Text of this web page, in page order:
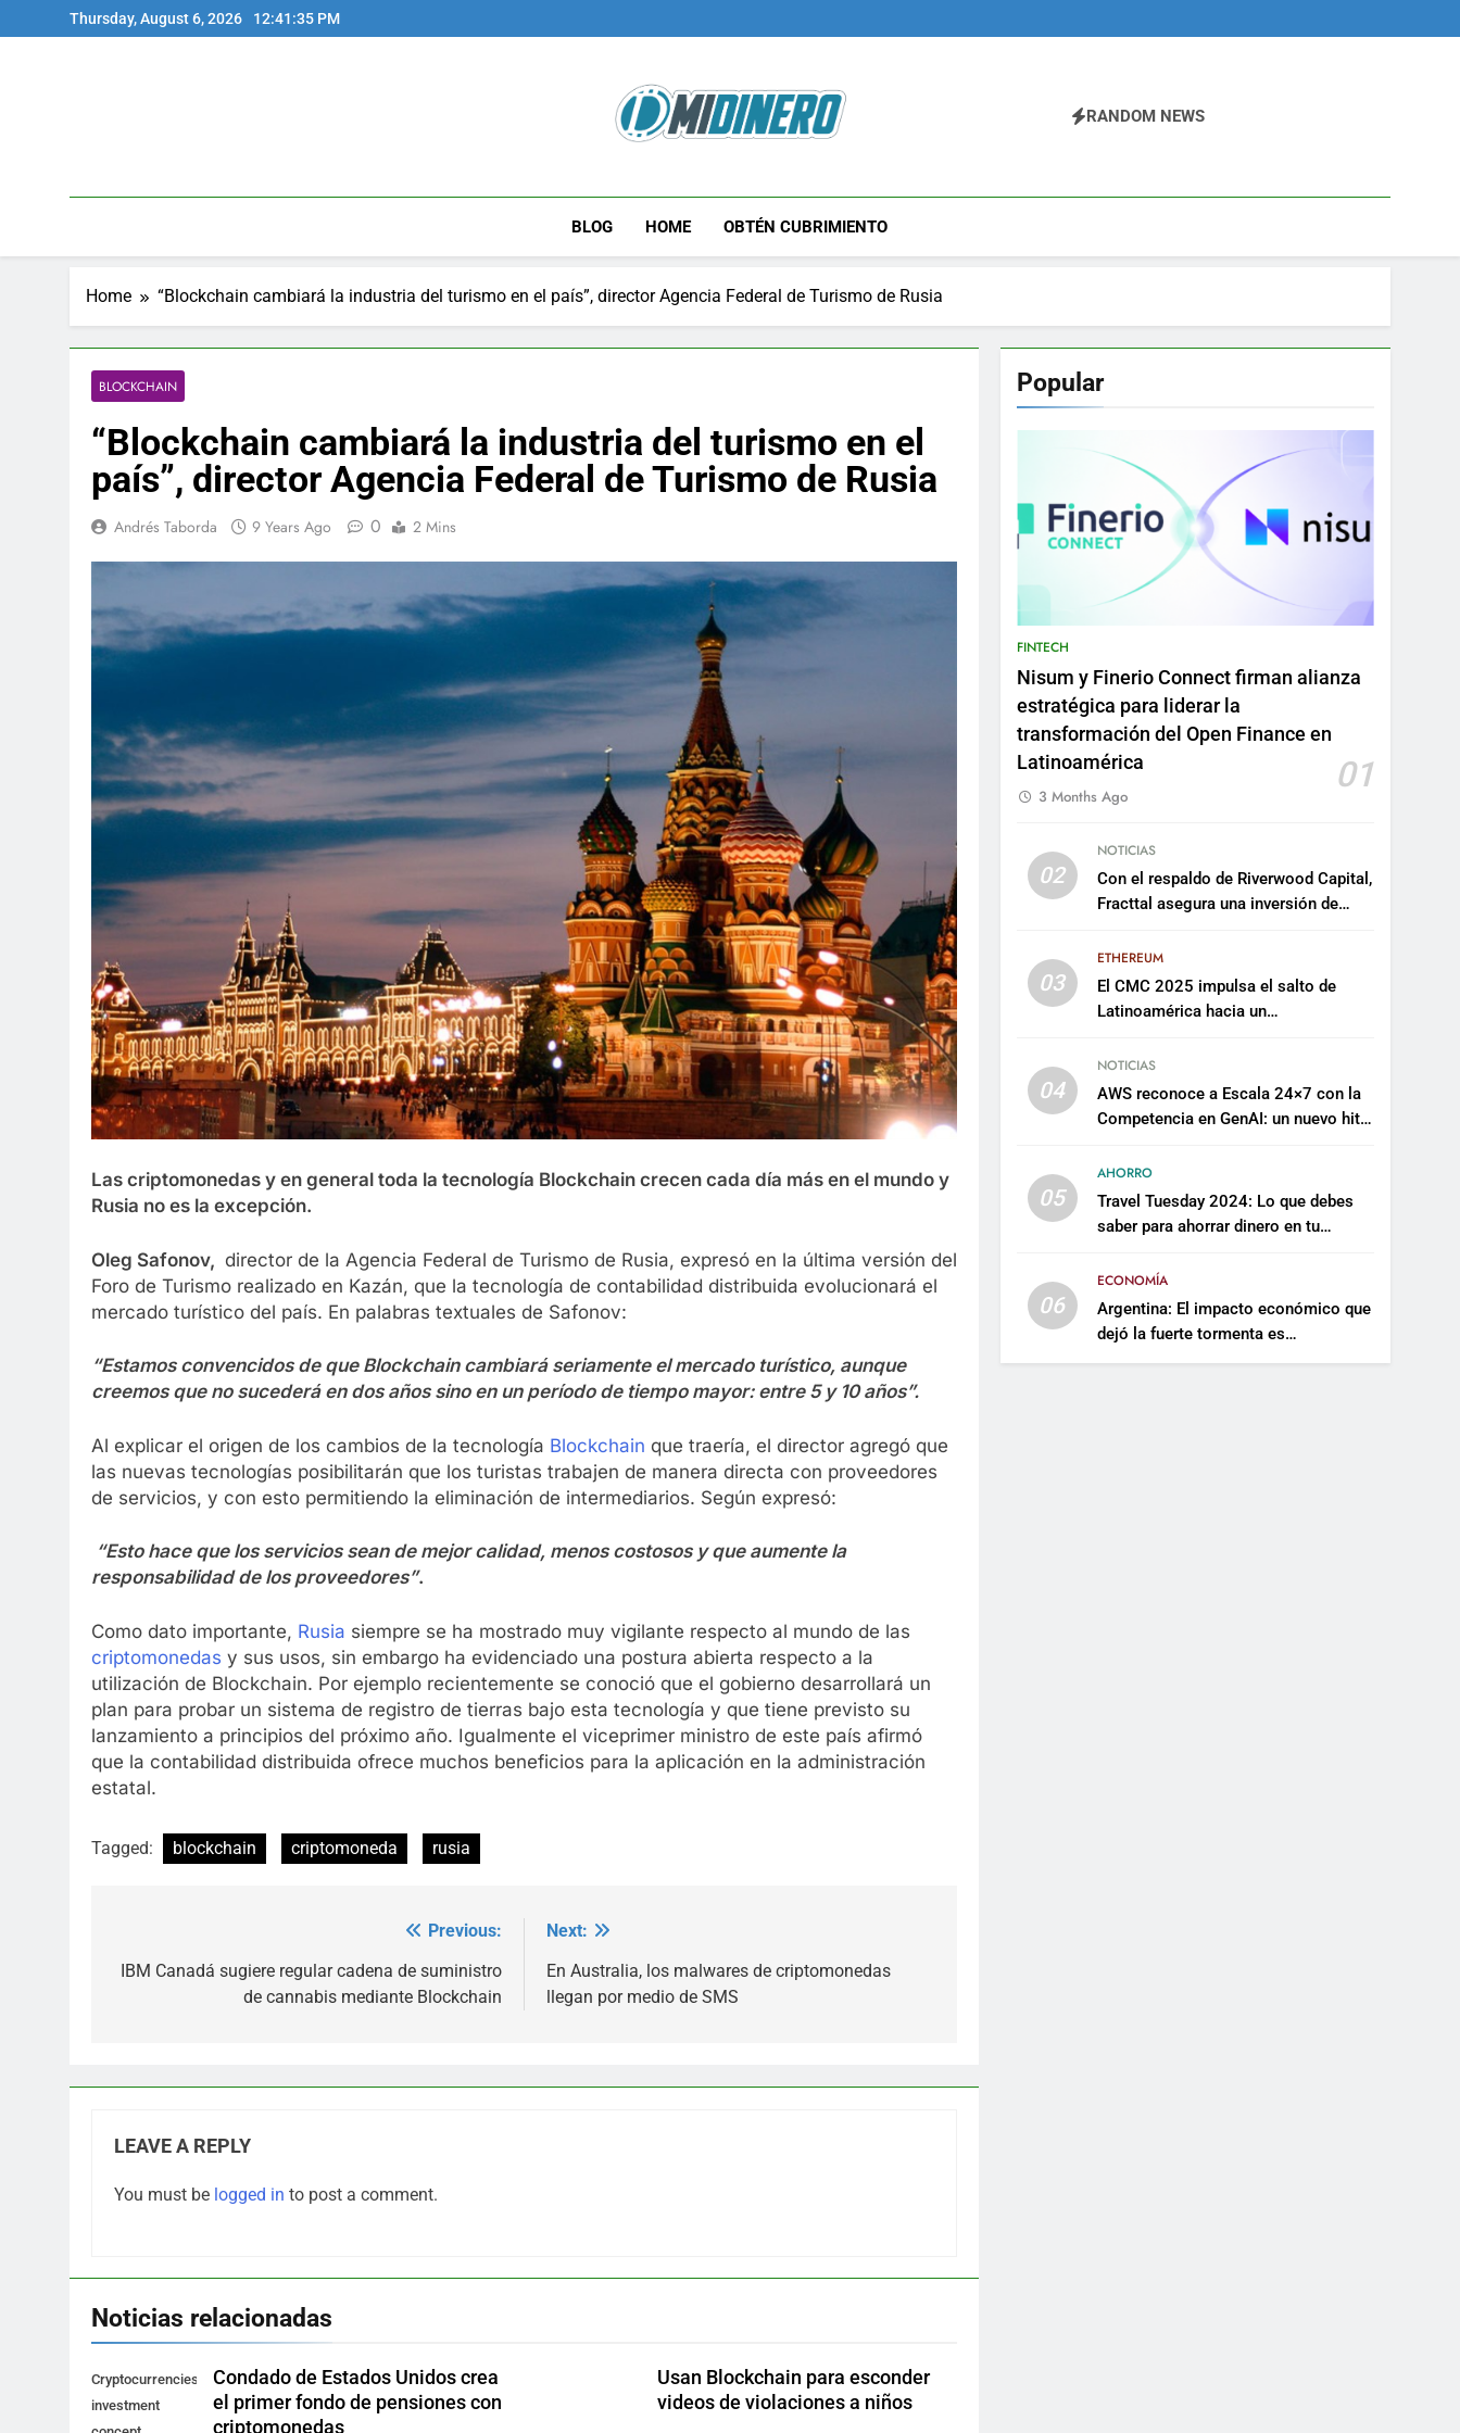
to
Thursday, August 6, 2026 12:41:36 PM
Midinero.co
RANDOM NEWS
BLOG HOME OBTÉN CUBRIMIENTO
Home “Blockchain cambiará la industria del turismo en el país”, director Agencia Federal de Turismo de Rusia
BLOCKCHAIN
“Blockchain cambiará la industria del turismo en el
país”, director Agencia Federal de Turismo de Rusia
Andrés Taborda 9 Years Ago 0 2 Mins
Las criptomonedas y en general toda la tecnología Blockchain crecen cada día más en el mundo y
Rusia no es la excepción.
Oleg Safonov, director de la Agencia Federal de Turismo de Rusia, expresó en la última versión del
Foro de Turismo realizado en Kazán, que la tecnología de contabilidad distribuida evolucionará el
mercado turístico del país. En palabras textuales de Safonov:
“Estamos convencidos de que Blockchain cambiará seriamente el mercado turístico, aunque
creemos que no sucederá en dos años sino en un período de tiempo mayor: entre 5 y 10 años”.
Al explicar el origen de los cambios de la tecnología Blockchain que traería, el director agregó que
las nuevas tecnologías posibilitarán que los turistas trabajen de manera directa con proveedores
de servicios, y con esto permitiendo la eliminación de intermediarios. Según expresó:
“Esto hace que los servicios sean de mejor calidad, menos costosos y que aumente la
responsabilidad de los proveedores”.
Como dato importante, Rusia siempre se ha mostrado muy vigilante respecto al mundo de las
criptomonedas y sus usos, sin embargo ha evidenciado una postura abierta respecto a la
utilización de Blockchain. Por ejemplo recientemente se conoció que el gobierno desarrollará un
plan para probar un sistema de registro de tierras bajo esta tecnología y que tiene previsto su
lanzamiento a principios del próximo año. Igualmente el viceprimer ministro de este país afirmó
que la contabilidad distribuida ofrece muchos beneficios para la aplicación en la administración
estatal.
Tagged: blockchain criptomoneda rusia
navigation
Previous:
IBM Canadá sugiere regular cadena de suministro
de cannabis mediante Blockchain
Next:
En Australia, los malwares de criptomonedas
llegan por medio de SMS
LEAVE A REPLY
You must be logged in to post a comment.
Noticias relacionadas
Cryptocurrencies
investment
Condado de Estados Unidos crea
el primer fondo de pensiones con
criptomonedas
Usan Blockchain para esconder
videos de violaciones a niños
Popular
FINTECH
Nisum y Finerio Connect firman alianza
estratégica para liderar la
transformación del Open Finance en
Latinoamérica
01
3 Months Ago
02
NOTICIAS
Con el respaldo de Riverwood Capital,
Fracttal asegura una inversión de
plataforma
03
ETHEREUM
El CMC 2025 impulsa el salto de
Latinoamérica hacia un
sostenible
04
NOTICIAS
AWS reconoce a Escala 24×7 con la
Competencia en GenAI: un nuevo hito
artificial empresarial
05
AHORRO
Travel Tuesday 2024: Lo que debes
saber para ahorrar dinero en tu
06
ECONOMÍA
Argentina: El impacto económico que
dejó la fuerte tormenta es
incalculable